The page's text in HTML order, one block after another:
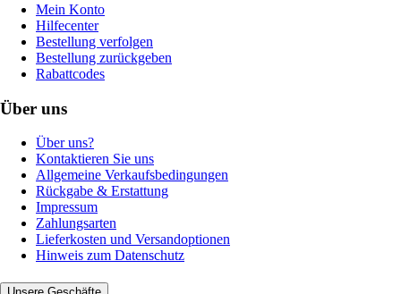
Mein Konto
Hilfecenter
Bestellung verfolgen
Bestellung zurückgeben
Rabattcodes
Über uns
Über uns?
Kontaktieren Sie uns
Allgemeine Verkaufsbedingungen
Rückgabe & Erstattung
Impressum
Zahlungsarten
Lieferkosten und Versandoptionen
Hinweis zum Datenschutz